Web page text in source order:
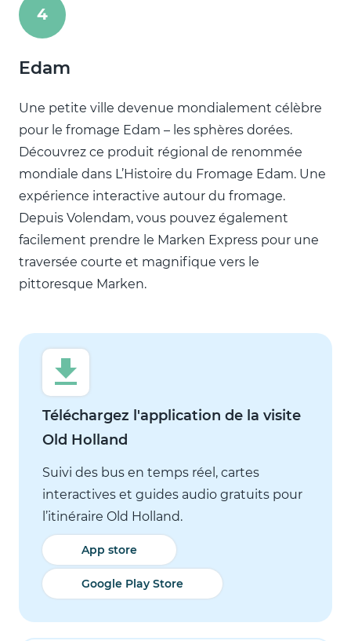
4
Edam
Une petite ville devenue mondialement célèbre
pour le fromage Edam – les sphères dorées.
Découvrez ce produit régional de renommée
mondiale dans L’Histoire du Fromage Edam. Une
expérience interactive autour du fromage.
Depuis Volendam, vous pouvez également
facilement prendre le Marken Express pour une
traversée courte et magnifique vers le
pittoresque Marken.
Téléchargez l'application de la visite
Old Holland
Suivi des bus en temps réel, cartes
interactives et guides audio gratuits pour
l’itinéraire Old Holland.
App store
Google Play Store